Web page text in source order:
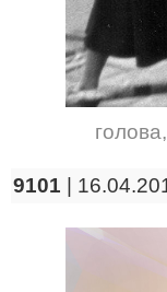
голова,
9101 |